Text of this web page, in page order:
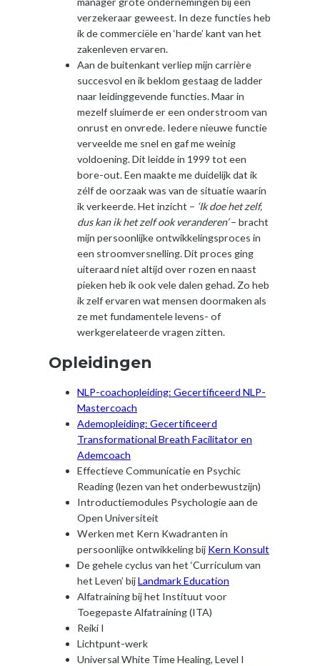
verzekeraar geweest. In deze functies heb
ik de commerciële en ‘harde’ kant van het
zakenleven ervaren.
Aan de buitenkant verliep mijn carrière
succesvol en ik beklom gestaag de ladder
naar leidinggevende functies. Maar in
mezelf sluimerde er een onderstroom van
onrust en onvrede. Iedere nieuwe functie
verveelde me snel en gaf me weinig
voldoening. Dit leidde in 1999 tot een
bore-out. Een maakte me duidelijk dat ik
zélf de oorzaak was van de situatie waarin
ik verkeerde. Het inzicht – ‘Ik doe het zelf,
dus kan ik het zelf ook veranderen’– bracht
mijn persoonlijke ontwikkelingsproces in
een stroomversnelling. Dit proces ging
uiteraard niet altijd over rozen en naast
pieken heb ik ook vele dalen gehad. Zo heb
ik zelf ervaren wat mensen doormaken als
ze met fundamentele levens- of
werkgerelateerde vragen zitten.
Opleidingen
NLP-coachopleiding: Gecertificeerd NLP-
Mastercoach
Ademopleiding: Gecertificeerd
Transformational Breath Facilitator en
Ademcoach
Effectieve Communicatie en Psychic
Reading (lezen van het onderbewustzijn)
Introductiemodules Psychologie aan de
Open Universiteit
Werken met Kern Kwadranten in
persoonlijke ontwikkeling bij Kern Konsult
De gehele cyclus van het ‘Curriculum van
het Leven’ bijLandmark Education
Alfatraining bij het Instituut voor
Toegepaste Alfatraining (ITA)
Reiki I
Lichtpunt-werk
Universal White Time Healing, Level I